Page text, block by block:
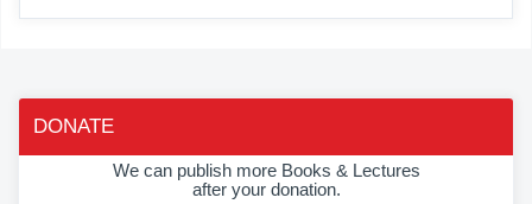
DONATE
We can publish more Books & Lectures
after your donation.